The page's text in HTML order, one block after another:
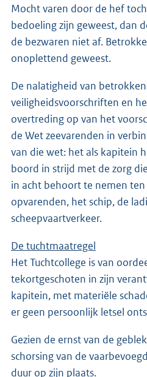
Mocht varen door de hef
bedoeling zijn geweest, dan
de bezwaren niet af.
onoplettend geweest.
De nalatigheid van
veiligheidsvoorschriften en
overtreding op van het
de Wet zeevarenden in
van die wet: het als kapitein
boord in strijd met de zorg
in acht behoort te nemen
opvarenden, het schip, de
scheepvaartverkeer.
De tuchtmaatregel
Het Tuchtcollege is van
tekortgeschoten in zijn
kapitein, met materiële
er geen persoonlijk letsel
Gezien de ernst van de
schorsing van de
duur op zijn plaats.